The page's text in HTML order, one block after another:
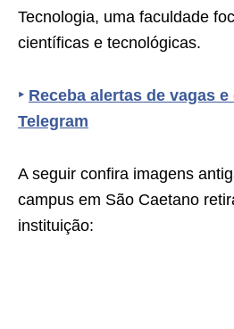
Tecnologia, uma faculdade
científicas e tecnológicas.
‣ Receba alertas de vagas
Telegram
A seguir confira imagens
campus em São Caetano
instituição: